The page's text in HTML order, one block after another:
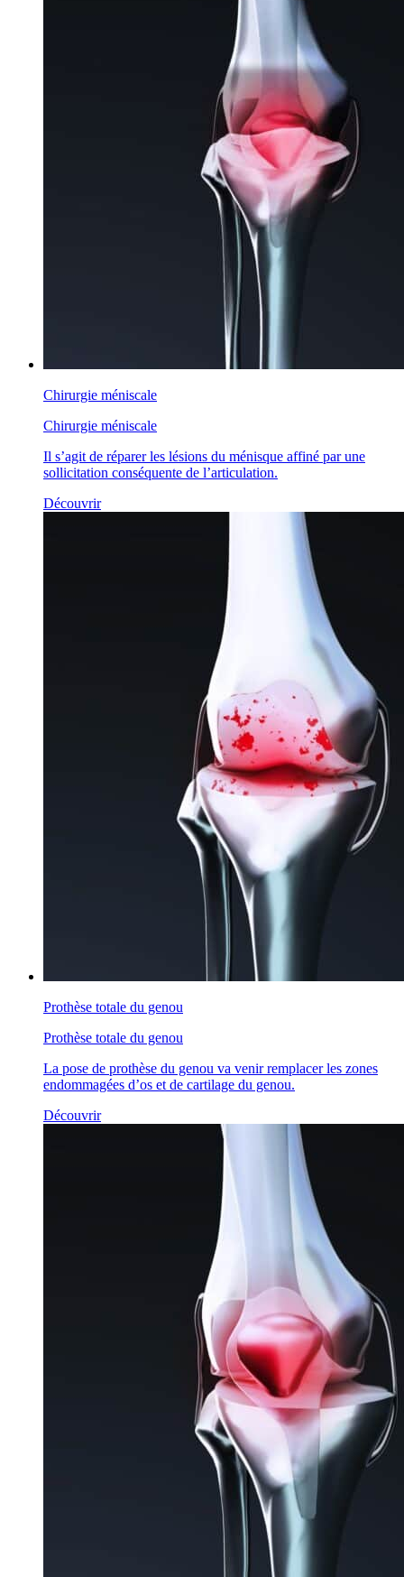
Chirurgie méniscale
Chirurgie méniscale
Il s’agit de réparer les lésions du ménisque affiné par une
sollicitation conséquente de l’articulation.
Découvrir
Prothèse totale du genou
Prothèse totale du genou
La pose de prothèse du genou va venir remplacer les zones
endommagées d’os et de cartilage du genou.
Découvrir